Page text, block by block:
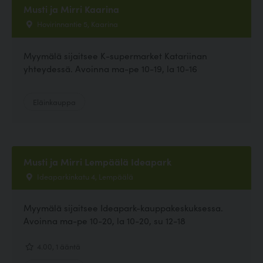
Musti ja Mirri Kaarina
Hovirinnantie 5, Kaarina
Myymälä sijaitsee K-supermarket Katariinan
yhteydessä. Avoinna ma-pe 10-19, la 10-16
Musti ja Mirri Lempäälä Ideapark
Ideaparkinkatu 4, Lempäälä
Myymälä sijaitsee Ideapark-kauppakeskuksessa.
Avoinna ma-pe 10-20, la 10-20, su 12-18